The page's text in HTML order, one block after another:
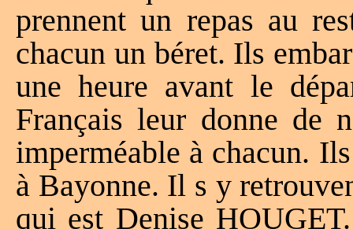
prennent un repas au
chacun un béret. Ils
une heure avant le
Français leur donne de
imperméable à chacun.
à Bayonne. Il s y
qui est Denise